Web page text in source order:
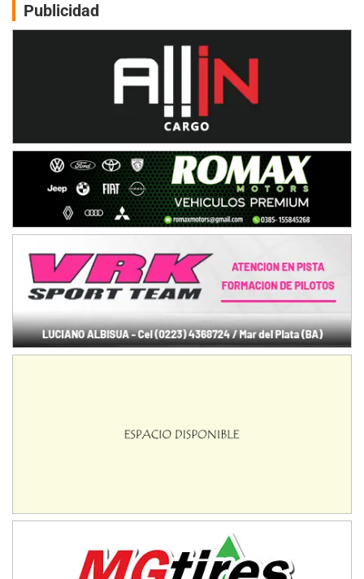
COBERTURA ESPECIAL DE E-KART.COM.AR
08/09-AGO
IAME SERIES ARGENTINA 6
Ramiro Tot (Asfalto)
Baradero (Buenos Aires)
KDO - F6
Ciudad de Trenque Lauquen (Asfalto)
Trenque Lauquen (Buenos Aires)
ENTRERRIANO - F6 (POSTERGADA)
Parque de la Velocidad (Asfalto)
Villaguay (Entre Ríos)
Juventud Unida (Tierra)
NORESTE SANTAFESINO - F6
Ciudad de Avellaneda (Asfalto)
Publicidad